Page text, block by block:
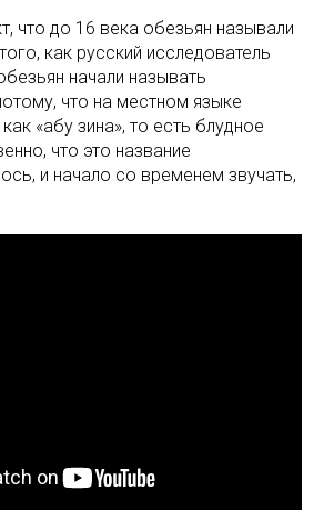
что до 16 века обезьян называли
как русский исследователь
начали называть
что на местном языке
«абу зина», то есть блудное
что это название
и начало со временем звучать,